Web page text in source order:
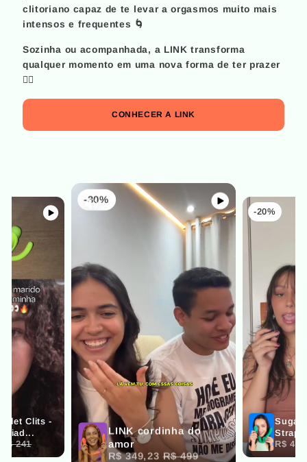
clitoriano capaz de te levar a orgasmos muito mais
intensos e frequentes 🌀
Sozinha ou acompanhada, a LINK transforma
qualquer momento em uma nova forma de ter prazer
😮‍💨
CONHECER A LINK